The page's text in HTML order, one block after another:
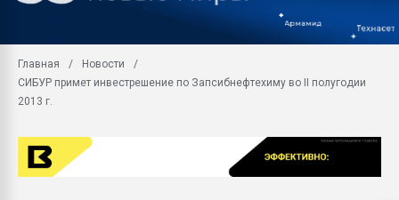
заводу пластмасс"
28.07.2026
первый план в
Главная
Новости
СИБУР примет инвестрешение по Запсибнефтехиму во II полугодии
2013 г.